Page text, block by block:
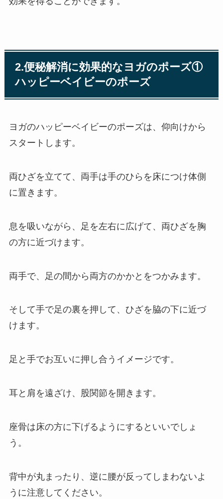
2.便秘解消に効果的なヨガのポーズ①
ハッピーベイビーのポーズ
ヨガのハッピーベイビーのポーズは、仰向けから
スタートします。
両ひざを立てて、両手は手のひらを床につけ体側
に置きます。
息を吸いながら、足を左右に広げて、両ひざを胸
の方に近づけます。
両手で、足の間から両方のかかとをつかみます。
そして手で足の裏を押して、ひざを脇の下に近づ
けます。
足と手でお互いに押し合うイメージです。
耳と肩を遠ざけ、股関節を開きます。
座骨は床の方に下げるようにするといいでしょ
う。
背中が丸まったり、逆に腰が反ってしまわないよ
うに注意してください。